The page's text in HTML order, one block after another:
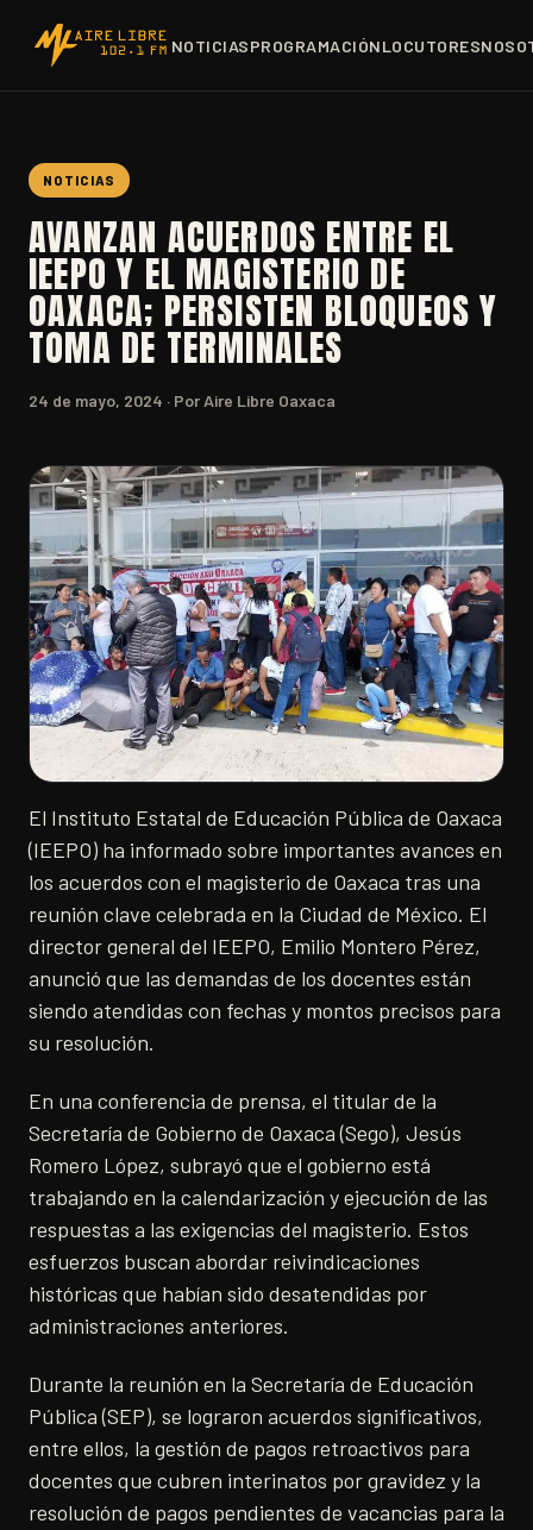
NOTICIASPROGRAMACIÓNLOCUTORES
NOTICIAS
AVANZAN ACUERDOS ENTRE EL
IEEPO Y EL MAGISTERIO DE
OAXACA; PERSISTEN BLOQUEOS Y
TOMA DE TERMINALES
24 de mayo, 2024 · Por Aire Libre Oaxaca
El Instituto Estatal de Educación Pública de Oaxaca
(IEEPO) ha informado sobre importantes avances en
los acuerdos con el magisterio de Oaxaca tras una
reunión clave celebrada en la Ciudad de México. El
director general del IEEPO, Emilio Montero Pérez,
anunció que las demandas de los docentes están
siendo atendidas con fechas y montos precisos para
su resolución.
En una conferencia de prensa, el titular de la
Secretaría de Gobierno de Oaxaca (Sego), Jesús
Romero López, subrayó que el gobierno está
trabajando en la calendarización y ejecución de las
respuestas a las exigencias del magisterio. Estos
esfuerzos buscan abordar reivindicaciones
históricas que habían sido desatendidas por
administraciones anteriores.
Durante la reunión en la Secretaría de Educación
Pública (SEP), se lograron acuerdos significativos,
entre ellos, la gestión de pagos retroactivos para
docentes que cubren interinatos por gravidez y la
resolución de pagos pendientes de vacancias para la